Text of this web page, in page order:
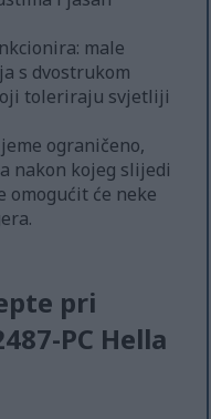
male
s dvostrukom
toleriraju svjetliji
ograničeno,
nakon kojeg slijedi
omogućit će neke
pri
PC Hella